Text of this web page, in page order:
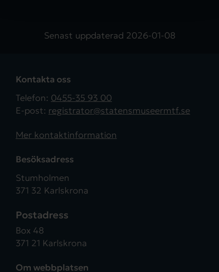
Senast uppdaterad 2026-01-08
Kontakta oss
Telefon: 0455-35 93 00
E-post: registrator@statensmuseermtf.se
Mer kontaktinformation
Besöksadress
Stumholmen
371 32 Karlskrona
Postadress
Box 48
371 21 Karlskrona
Om webbplatsen